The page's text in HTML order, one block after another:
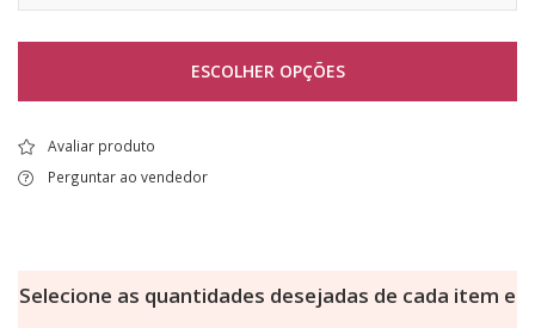
ESCOLHER OPÇÕES
Avaliar produto
Perguntar ao vendedor
Selecione as quantidades desejadas de cada item e